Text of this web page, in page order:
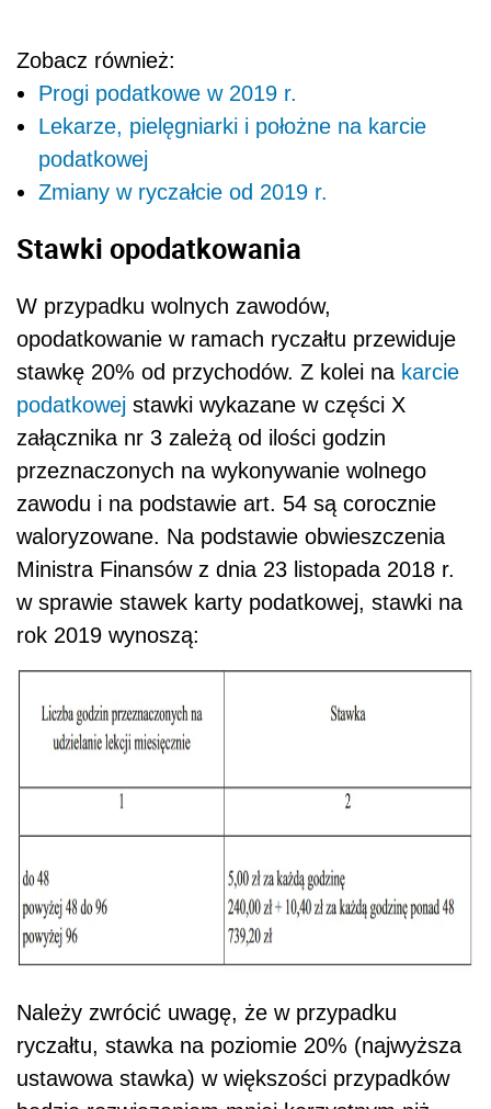
Zobacz również:
Progi podatkowe w 2019 r.
Lekarze, pielęgniarki i położne na karcie
podatkowej
Zmiany w ryczałcie od 2019 r.
Stawki opodatkowania
W przypadku wolnych zawodów,
opodatkowanie w ramach ryczałtu przewiduje
stawkę 20% od przychodów. Z kolei na karcie
podatkowej stawki wykazane w części X
załącznika nr 3 zależą od ilości godzin
przeznaczonych na wykonywanie wolnego
zawodu i na podstawie art. 54 są corocznie
waloryzowane. Na podstawie obwieszczenia
Ministra Finansów z dnia 23 listopada 2018 r.
w sprawie stawek karty podatkowej, stawki na
rok 2019 wynoszą:
Należy zwrócić uwagę, że w przypadku
ryczałtu, stawka na poziomie 20% (najwyższa
ustawowa stawka) w większości przypadków